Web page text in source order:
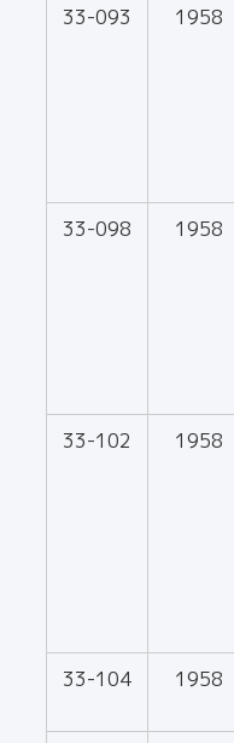
33-093 1958
33-098 1958
33-102 1958
33-104 1958